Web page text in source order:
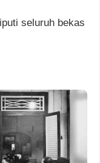
seluruh bekas